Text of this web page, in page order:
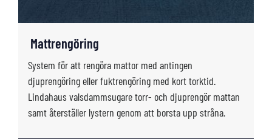
Mattrengöring
System för att rengöra mattor med antingen
djuprengöring eller fuktrengöring med kort torktid.
Lindahaus valsdammsugare torr- och djuprengör mattan
samt återställer lystern genom att borsta upp stråna.